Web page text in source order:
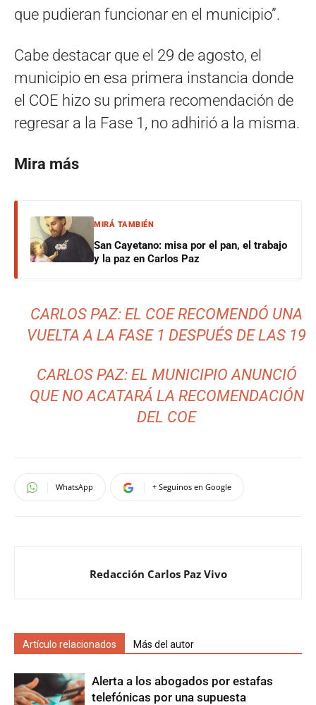
que pudieran funcionar en el municipio”.
Cabe destacar que el 29 de agosto, el
municipio en esa primera instancia donde
el COE hizo su primera recomendación de
regresar a la Fase 1, no adhirió a la misma.
Mira más
MIRÁ TAMBIÉN
San Cayetano: misa por el pan, el trabajo
y la paz en Carlos Paz
CARLOS PAZ: EL COE RECOMENDÓ UNA
VUELTA A LA FASE 1 DESPUÉS DE LAS 19
CARLOS PAZ: EL MUNICIPIO ANUNCIÓ
QUE NO ACATARÁ LA RECOMENDACIÓN
DEL COE
WhatsApp + Seguinos en Google
Redacción Carlos Paz Vivo
Artículo relacionados Más del autor
Alerta a los abogados por estafas
telefónicas por una supuesta